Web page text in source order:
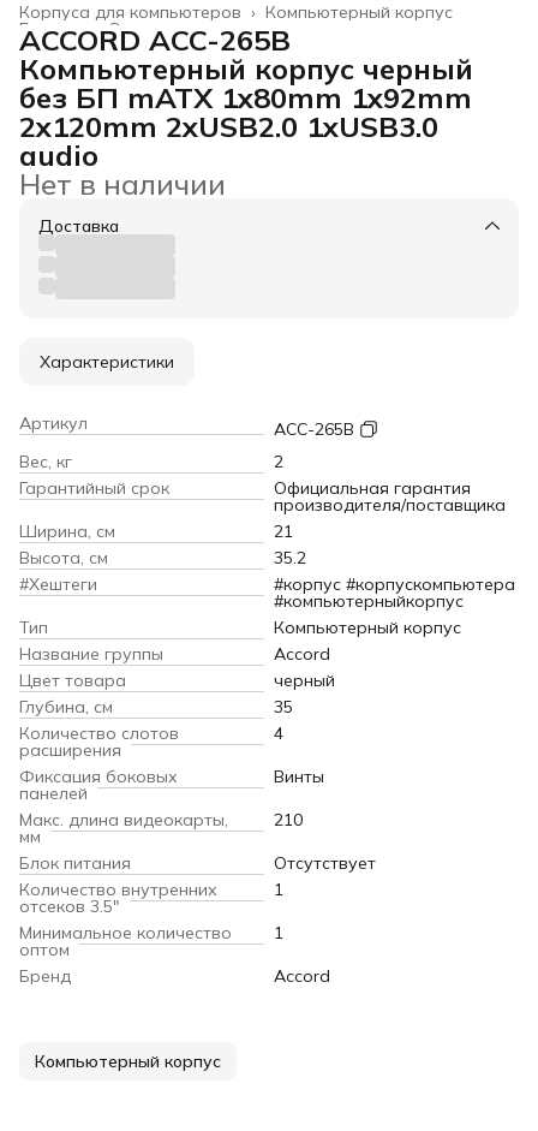
Компьютерный корпус
Корпуса для компьютеров ›
Электроника ›
Главная ›
ACCORD ACC-265B
Компьютерный корпус черный
без БП mATX 1x80mm 1x92mm
2x120mm 2xUSB2.0 1xUSB3.0
audio
Нет в наличии
Доставка
Характеристики
Артикул
ACC-265B
Вес, кг
2
Гарантийный срок
Официальная гарантия
производителя/поставщика
Ширина, см
21
Высота, см
35.2
#Хештеги
#корпус #корпускомпьютера
#компьютерныйкорпус
Тип
Компьютерный корпус
Название группы
Accord
Цвет товара
черный
Глубина, см
35
Количество слотов
расширения
4
Фиксация боковых
панелей
Винты
Макс. длина видеокарты,
мм
210
Блок питания
Отсутствует
Количество внутренних
отсеков 3.5"
1
Минимальное количество
оптом
1
Бренд
Accord
Компьютерный корпус